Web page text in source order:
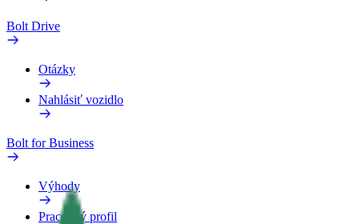
Bolt Drive
Otázky
Nahlásiť vozidlo
Bolt for Business
Výhody
Pracovný profil